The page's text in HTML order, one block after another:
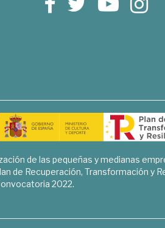
de las pequeñas y medianas
de Recuperación, Transformación y
2022.